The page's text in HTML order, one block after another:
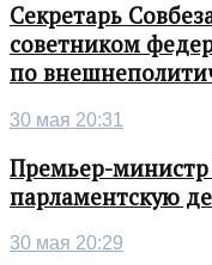
Секретарь
советником
по
30 мая 20:31
Премьер-
парламентскую
30 мая 20:29